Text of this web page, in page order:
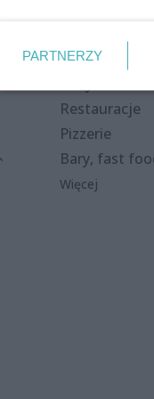
Kluby i
Restauracje
Pizzerie
Bary, fast
Więcej
PARTNERZY